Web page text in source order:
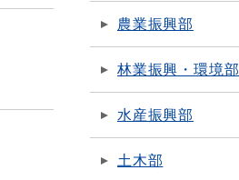
農業振興部
林業振興・環境部
水産振興部
土木部